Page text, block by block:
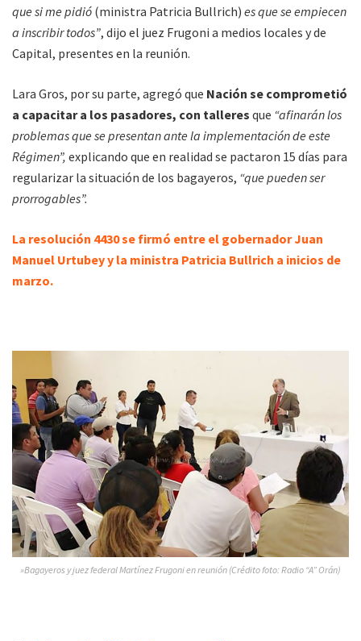
que si me pidió (ministra Patricia Bullrich) es que se empiecen
a inscribir todos”, dijo el juez Frugoni a medios locales y de
Capital, presentes en la reunión.
Lara Gros, por su parte, agregó que Nación se comprometió
a capacitar a los pasadores, con talleres que “afinarán los
problemas que se presentan ante la implementación de este
Régimen”, explicando que en realidad se pactaron 15 días para
regularizar la situación de los bagayeros, “que pueden ser
prorrogables”.
La resolución 4430 se firmó entre el gobernador Juan
Manuel Urtubey y la ministra Patricia Bullrich a inicios de
marzo.
»Bagayeros y juez federal Martínez Frugoni en reunión (Crédito foto: Radio “A” Orán)